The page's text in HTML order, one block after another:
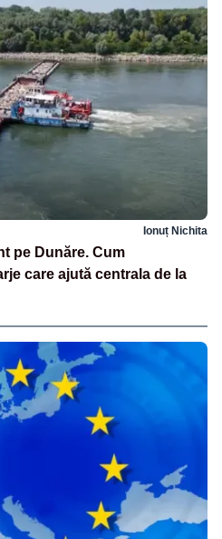
Ionuț Nichita
pe Dunăre. Cum
care ajută centrala de la